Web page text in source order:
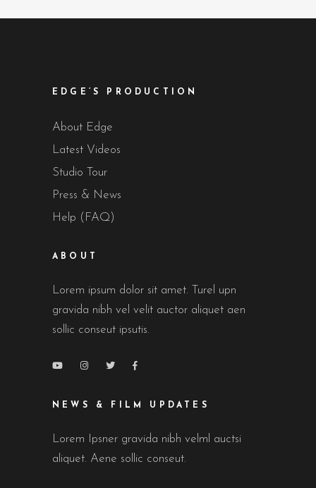
EDGE’S PRODUCTION
About Edge
Latest Videos
Studio Tour
Press & News
Help (FAQ)
ABOUT
Lorem ipsum dolor sit amet. Turel upn
gravida nibh vel velit auctor aliquet aen
sollic conseut ipsutis.
NEWS & FILM UPDATES
Lorem Ipsner gravida nibh velml auctsi
aliquet. Aene sollic conseut.